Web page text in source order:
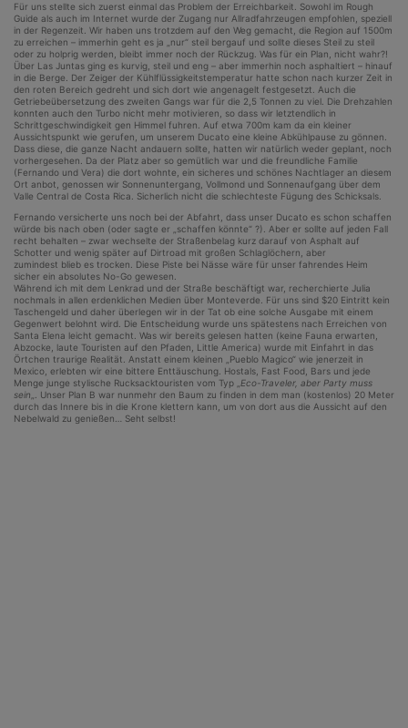
Für uns stellte sich zuerst einmal das Problem der Erreichbarkeit. Sowohl im Rough
Guide als auch im Internet wurde der Zugang nur Allradfahrzeugen empfohlen, speziell
in der Regenzeit. Wir haben uns trotzdem auf den Weg gemacht, die Region auf 1500m
zu erreichen – immerhin geht es ja „nur“ steil bergauf und sollte dieses Steil zu steil
oder zu holprig werden, bleibt immer noch der Rückzug. Was für ein Plan, nicht wahr?!
Über Las Juntas ging es kurvig, steil und eng – aber immerhin noch asphaltiert – hinauf
in die Berge. Der Zeiger der Kühlflüssigkeitstemperatur hatte schon nach kurzer Zeit in
den roten Bereich gedreht und sich dort wie angenagelt festgesetzt. Auch die
Getriebeübersetzung des zweiten Gangs war für die 2,5 Tonnen zu viel. Die Drehzahlen
konnten auch den Turbo nicht mehr motivieren, so dass wir letztendlich in
Schrittgeschwindigkeit gen Himmel fuhren. Auf etwa 700m kam da ein kleiner
Aussichtspunkt wie gerufen, um unserem Ducato eine kleine Abkühlpause zu gönnen.
Dass diese, die ganze Nacht andauern sollte, hatten wir natürlich weder geplant, noch
vorhergesehen. Da der Platz aber so gemütlich war und die freundliche Familie
(Fernando und Vera) die dort wohnte, ein sicheres und schönes Nachtlager an diesem
Ort anbot, genossen wir Sonnenuntergang, Vollmond und Sonnenaufgang über dem
Valle Central de Costa Rica. Sicherlich nicht die schlechteste Fügung des Schicksals.
Fernando versicherte uns noch bei der Abfahrt, dass unser Ducato es schon schaffen
würde bis nach oben (oder sagte er „schaffen könnte“ ?). Aber er sollte auf jeden Fall
recht behalten – zwar wechselte der Straßenbelag kurz darauf von Asphalt auf
Schotter und wenig später auf Dirtroad mit großen Schlaglöchern, aber
zumindest blieb es trocken. Diese Piste bei Nässe wäre für unser fahrendes Heim
sicher ein absolutes No-Go gewesen.
Während ich mit dem Lenkrad und der Straße beschäftigt war, recherchierte Julia
nochmals in allen erdenklichen Medien über Monteverde. Für uns sind $20 Eintritt kein
Taschengeld und daher überlegen wir in der Tat ob eine solche Ausgabe mit einem
Gegenwert belohnt wird. Die Entscheidung wurde uns spätestens nach Erreichen von
Santa Elena leicht gemacht. Was wir bereits gelesen hatten (keine Fauna erwarten,
Abzocke, laute Touristen auf den Pfaden, Little America) wurde mit Einfahrt in das
Örtchen traurige Realität. Anstatt einem kleinen „Pueblo Magico“ wie jenerzeit in
Mexico, erlebten wir eine bittere Enttäuschung. Hostals, Fast Food, Bars und jede
Menge junge stylische Rucksacktouristen vom Typ „ Eco-Traveler, aber Party muss
sein „. Unser Plan B war nunmehr den Baum zu finden in dem man (kostenlos) 20 Meter
durch das Innere bis in die Krone klettern kann, um von dort aus die Aussicht auf den
Nebelwald zu genießen… Seht selbst!